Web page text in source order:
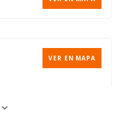
VER EN MAPA